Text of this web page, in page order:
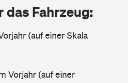
das Fahrzeug:
(auf einer Skala
Vorjahr (auf einer